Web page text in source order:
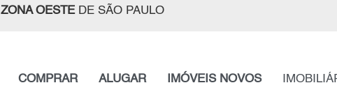
ZONA OESTEDE SÃO PAULO
COMPRAR ALUGAR IMÓVEIS NOVOS